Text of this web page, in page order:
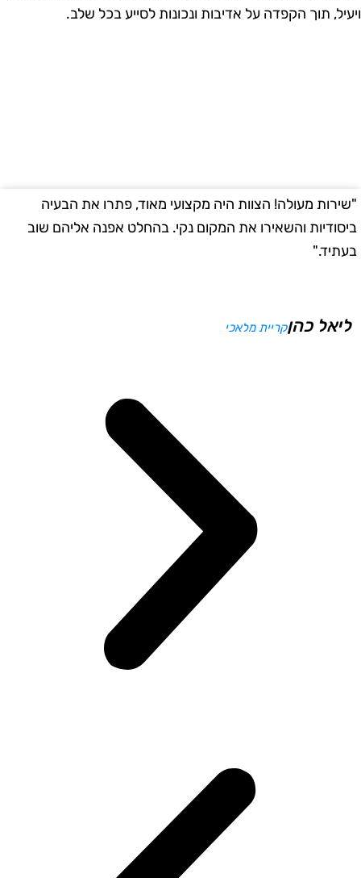
תוך הקפדה על אדיבות ונכונות לסייע בכל שלב.
מעולה! הצוות היה מקצועי מאוד, פתרו את הבעיה
והשאירו את המקום נקי. בהחלט אפנה אליהם שוב
ליאל כהןקריית מלאכי